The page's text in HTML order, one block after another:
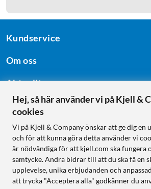
Kundservice
Om oss
Aktuellt
Följ oss
Handla från:
Sverige
Hej, så här använder vi på Kjell &
cookies
Vi på Kjell & Company önskar att ge dig en
och för att kunna göra detta använder vi
är nödvändiga för att kjell.com ska fungera
samtycke. Andra bidrar till att du ska få en
upplevelse, unika erbjudanden och
att trycka "Acceptera alla" godkänner du